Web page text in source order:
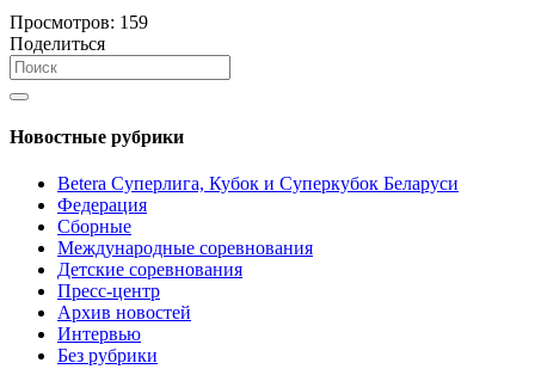
Просмотров: 159
Поделиться
Новостные рубрики
Betera Суперлига, Кубок и Суперкубок Беларуси
Федерация
Сборные
Международные соревнования
Детские соревнования
Пресс-центр
Архив новостей
Интервью
Без рубрики